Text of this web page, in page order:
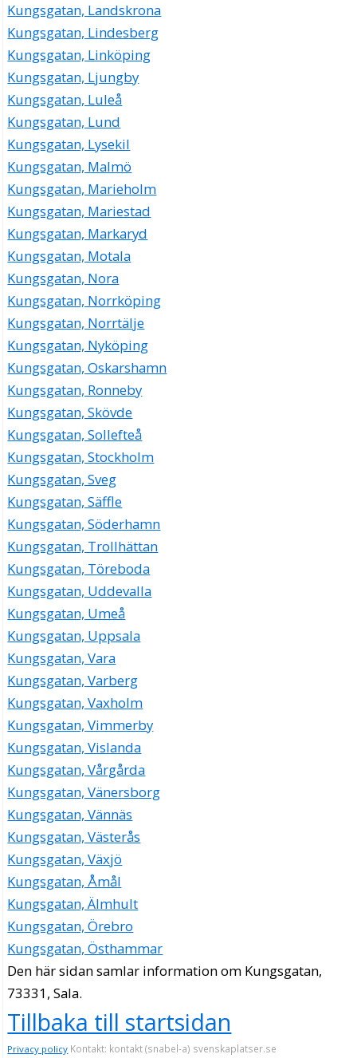
Kungsgatan, Landskrona
Kungsgatan, Lindesberg
Kungsgatan, Linköping
Kungsgatan, Ljungby
Kungsgatan, Luleå
Kungsgatan, Lund
Kungsgatan, Lysekil
Kungsgatan, Malmö
Kungsgatan, Marieholm
Kungsgatan, Mariestad
Kungsgatan, Markaryd
Kungsgatan, Motala
Kungsgatan, Nora
Kungsgatan, Norrköping
Kungsgatan, Norrtälje
Kungsgatan, Nyköping
Kungsgatan, Oskarshamn
Kungsgatan, Ronneby
Kungsgatan, Skövde
Kungsgatan, Sollefteå
Kungsgatan, Stockholm
Kungsgatan, Sveg
Kungsgatan, Säffle
Kungsgatan, Söderhamn
Kungsgatan, Trollhättan
Kungsgatan, Töreboda
Kungsgatan, Uddevalla
Kungsgatan, Umeå
Kungsgatan, Uppsala
Kungsgatan, Vara
Kungsgatan, Varberg
Kungsgatan, Vaxholm
Kungsgatan, Vimmerby
Kungsgatan, Vislanda
Kungsgatan, Vårgårda
Kungsgatan, Vänersborg
Kungsgatan, Vännäs
Kungsgatan, Västerås
Kungsgatan, Växjö
Kungsgatan, Åmål
Kungsgatan, Älmhult
Kungsgatan, Örebro
Kungsgatan, Östhammar
Den här sidan samlar information om Kungsgatan,
73331, Sala.
Tillbaka till startsidan
Privacy policy Kontakt: kontakt (snabel-a) svenskaplatser.se